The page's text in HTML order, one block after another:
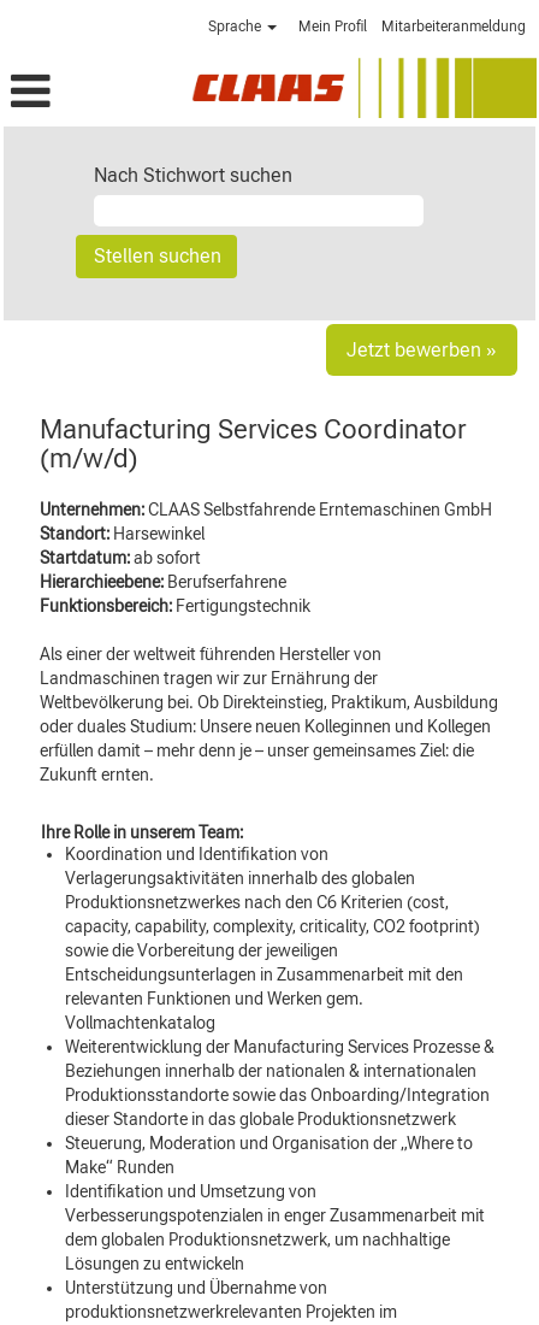
Sprache Mein Profil Mitarbeiteranmeldung
Nach Stichwort suchen
Jetzt bewerben »
Manufacturing Services Coordinator
(m/w/d)
Unternehmen:CLAAS Selbstfahrende Erntemaschinen GmbH
Standort: Harsewinkel
Startdatum:ab sofort
Hierarchieebene: Berufserfahrene
Funktionsbereich: Fertigungstechnik
Als einer der weltweit führenden Hersteller von
Landmaschinen tragen wir zur Ernährung der
Weltbevölkerung bei. Ob Direkteinstieg, Praktikum, Ausbildung
oder duales Studium: Unsere neuen Kolleginnen und Kollegen
erfüllen damit – mehr denn je – unser gemeinsames Ziel: die
Zukunft ernten.
Ihre Rolle in unserem Team:
Koordination und Identifikation von
Verlagerungsaktivitäten innerhalb des globalen
Produktionsnetzwerkes nach den C6 Kriterien (cost,
capacity, capability, complexity, criticality, CO2 footprint)
sowie die Vorbereitung der jeweiligen
Entscheidungsunterlagen in Zusammenarbeit mit den
relevanten Funktionen und Werken gem.
Vollmachtenkatalog
Weiterentwicklung der Manufacturing Services Prozesse &
Beziehungen innerhalb der nationalen & internationalen
Produktionsstandorte sowie das Onboarding/Integration
dieser Standorte in das globale Produktionsnetzwerk
Steuerung, Moderation und Organisation der „Where to
Make“ Runden
Identifikation und Umsetzung von
Verbesserungspotenzialen in enger Zusammenarbeit mit
dem globalen Produktionsnetzwerk, um nachhaltige
Lösungen zu entwickeln
Unterstützung und Übernahme von
produktionsnetzwerkrelevanten Projekten im